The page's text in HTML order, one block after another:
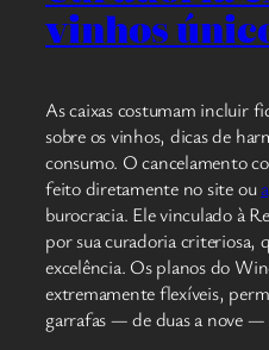
vinhos
As caixas costumam incluir
sobre os vinhos, dicas de
consumo. O cancelamento
feito diretamente no site ou
burocracia. Ele vinculado à
por sua curadoria criteriosa,
excelência. Os planos do
extremamente flexíveis,
garrafas — de duas a nove —